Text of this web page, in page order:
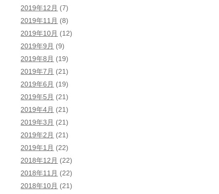
2019年12月 (7)
2019年11月 (8)
2019年10月 (12)
2019年9月 (9)
2019年8月 (19)
2019年7月 (21)
2019年6月 (19)
2019年5月 (21)
2019年4月 (21)
2019年3月 (21)
2019年2月 (21)
2019年1月 (22)
2018年12月 (22)
2018年11月 (22)
2018年10月 (21)